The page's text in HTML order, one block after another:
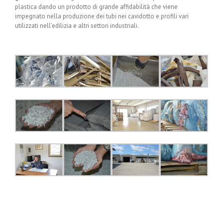
plastica dando un prodotto di grande affidabilità che viene
impegnato nella produzione dei tubi nei cavidotto e profili vari
utilizzati nell’edilizia e altri settori industriali.